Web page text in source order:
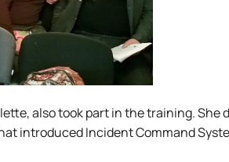
also took part in the training. She
introduced Incident Command